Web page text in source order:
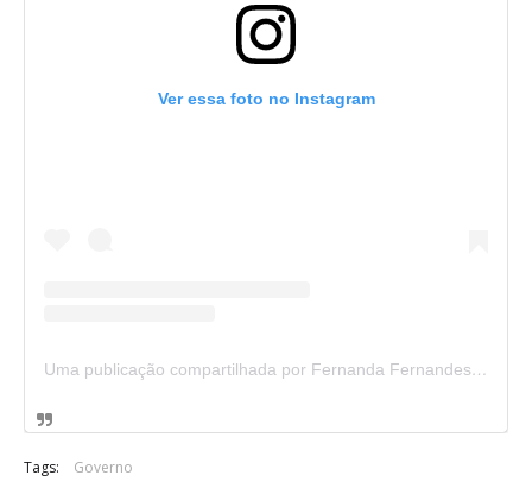
Ver essa foto no Instagram
Uma publicação compartilhada por Fernanda Fernandes 💜 (@nandafernandesbr)
Tags: Governo